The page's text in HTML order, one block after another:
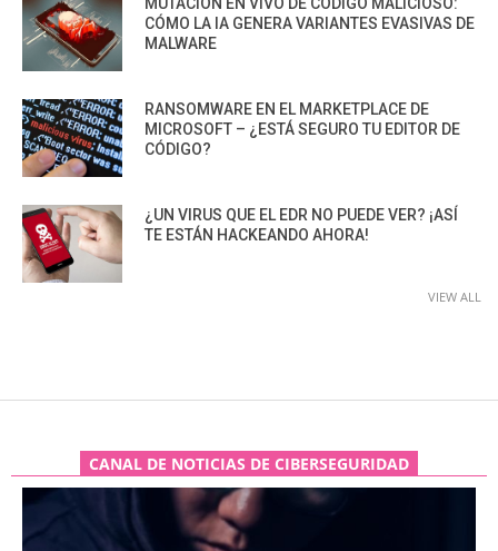
CÓMO LA IA GENERA VARIANTES EVASIVAS DE
MALWARE
RANSOMWARE EN EL MARKETPLACE DE
MICROSOFT – ¿ESTÁ SEGURO TU EDITOR DE
CÓDIGO?
¿UN VIRUS QUE EL EDR NO PUEDE VER? ¡ASÍ
TE ESTÁN HACKEANDO AHORA!
VIEW ALL
CANAL DE NOTICIAS DE CIBERSEGURIDAD